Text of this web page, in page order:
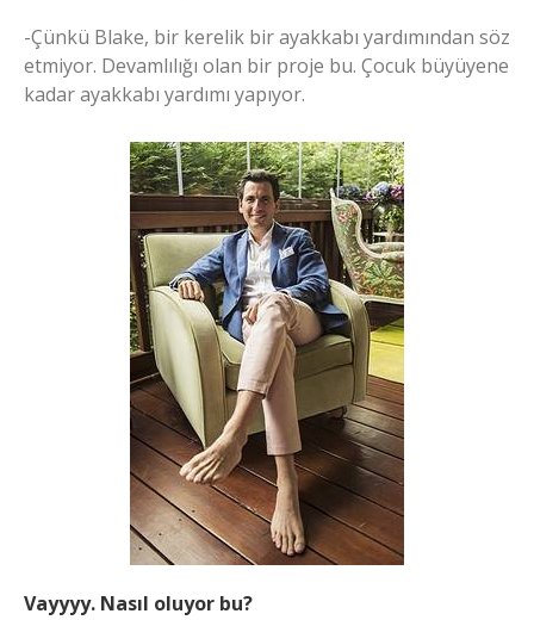
-Çünkü Blake, bir kerelik bir ayakkabı yardımından söz
etmiyor. Devamlılığı olan bir proje bu. Çocuk büyüyene
kadar ayakkabı yardımı yapıyor.
Vayyyy. Nasıl oluyor bu?